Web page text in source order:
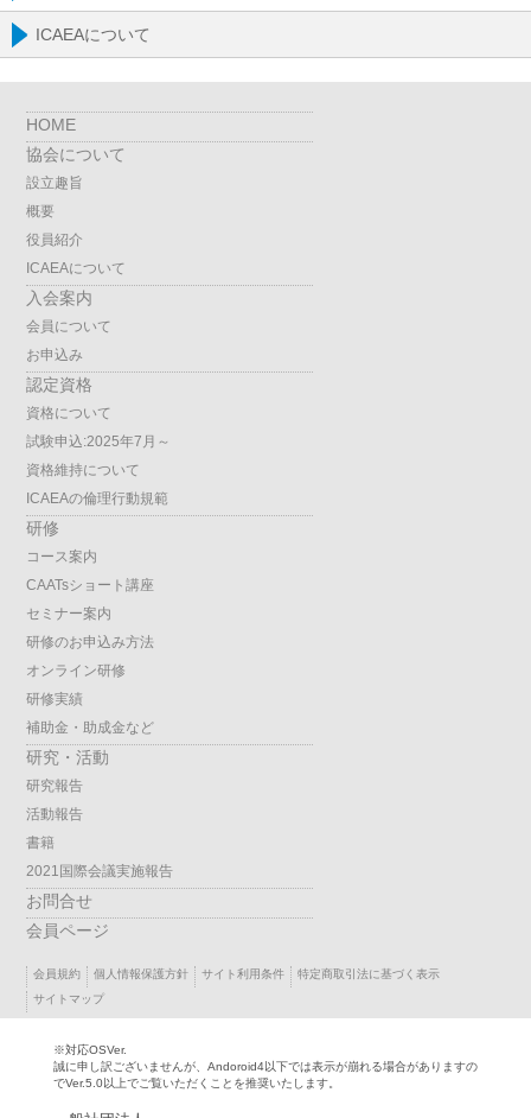
ICAEAについて
HOME
協会について
設立趣旨
概要
役員紹介
ICAEAについて
入会案内
会員について
お申込み
認定資格
資格について
試験申込:2025年7月～
資格維持について
ICAEAの倫理行動規範
研修
コース案内
CAATsショート講座
セミナー案内
研修のお申込み方法
オンライン研修
研修実績
補助金・助成金など
研究・活動
研究報告
活動報告
書籍
2021国際会議実施報告
お問合せ
会員ページ
会員規約 個人情報保護方針 サイト利用条件
特定商取引法に基づく表示
サイトマップ
※対応OSVer.
誠に申し訳ございませんが、Andoroid4以下では表示が崩れる場合がありますの
でVer.5.0以上でご覧いただくことを推奨いたします。